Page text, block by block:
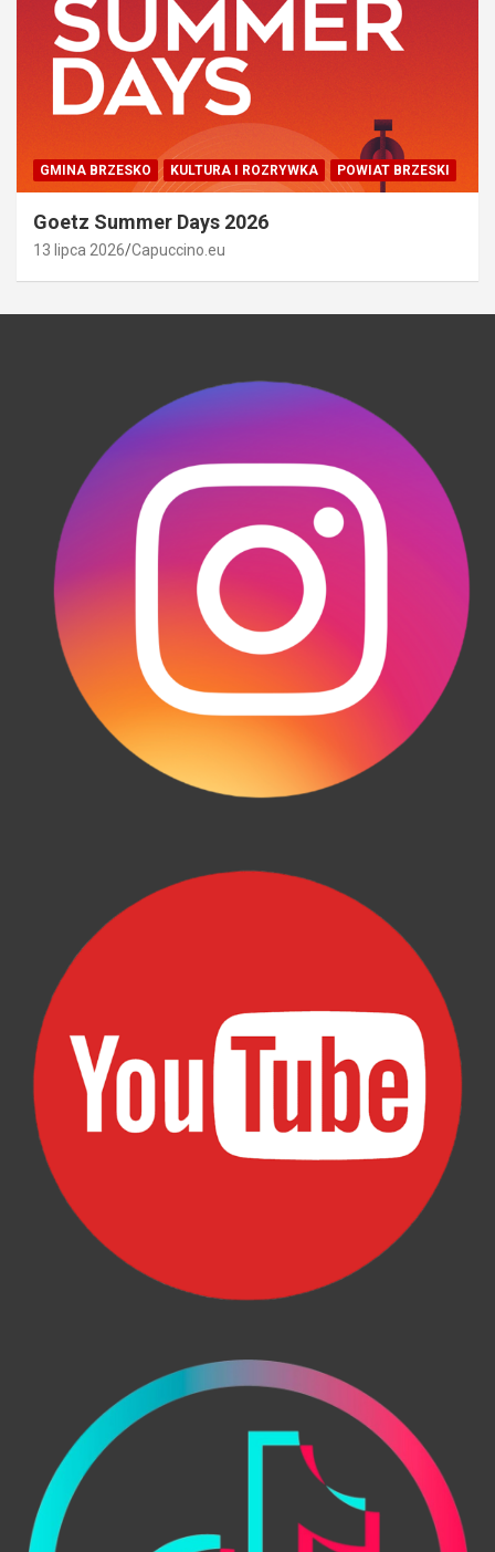
GMINA BRZESKO KULTURA I ROZRYWKA POWIAT BRZESKI
Goetz Summer Days 2026
13 lipca 2026 Capuccino.eu